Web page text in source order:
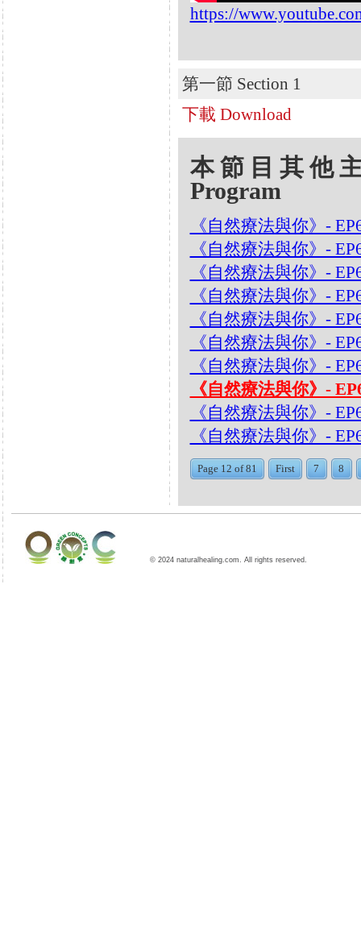
https://
第一節 Section 1
下載 Download
本節目其他
Program
《自然療法與你》-
《自然療法與你》-
《自然療法與你》-
《自然療法與你》-
《自然療法與你》-
《自然療法與你》-
《自然療法與你》-
《自然療法與你》-
《自然療法與你》-
《自然療法與你》-
Page 12 of 81 First 7 8
© 2024 naturalhealing.com. All rights reserved.